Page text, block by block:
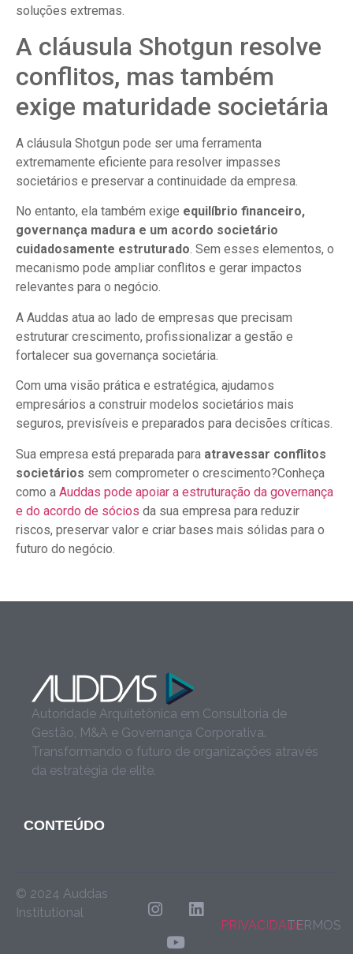
soluções extremas.
A cláusula Shotgun resolve
conflitos, mas também
exige maturidade societária
A cláusula Shotgun pode ser uma ferramenta
extremamente eficiente para resolver impasses
societários e preservar a continuidade da empresa.
No entanto, ela também exige equilíbrio financeiro,
governança madura e um acordo societário
cuidadosamente estruturado. Sem esses elementos, o
mecanismo pode ampliar conflitos e gerar impactos
relevantes para o negócio.
A Auddas atua ao lado de empresas que precisam
estruturar crescimento, profissionalizar a gestão e
fortalecer sua governança societária.
Com uma visão prática e estratégica, ajudamos
empresários a construir modelos societários mais
seguros, previsíveis e preparados para decisões críticas.
Sua empresa está preparada para atravessar conflitos
societários sem comprometer o crescimento?Conheça
como a Auddas pode apoiar a estruturação da governança
e do acordo de sócios da sua empresa para reduzir
riscos, preservar valor e criar bases mais sólidas para o
futuro do negócio.
Autoridade Arquitetônica em Consultoria de
Gestão, M&A e Governança Corporativa.
Transformando o futuro de organizações através
da estratégia de elite.
CONTEÚDO
© 2024 Auddas
Institutional
PRIVACIDADETERMOS